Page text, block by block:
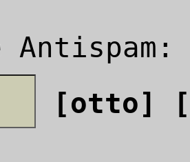
Antispam:
[otto]